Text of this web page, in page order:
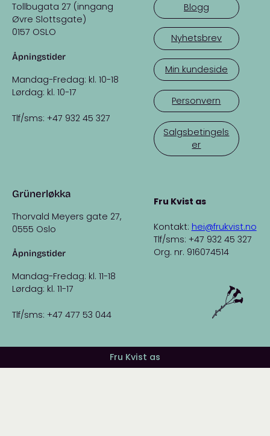
Tollbugata 27 (inngang
Øvre Slottsgate)
0157 OSLO
Åpningstider
Mandag-Fredag: kl. 10-18
Lørdag: kl. 10-17
Tlf/sms: +47 932 45 327
Grünerløkka
Thorvald Meyers gate 27,
0555 Oslo
Åpningstider
Mandag-Fredag: kl. 11-18
Lørdag: kl. 11-17
Tlf/sms: +47 477 53 044
Blogg
Nyhetsbrev
Min kundeside
Personvern
Salgsbetingels
er
Fru Kvist as
Kontakt: hei@frukvist.no
Tlf/sms: +47 932 45 327
Org. nr. 916074514
Fru Kvist as